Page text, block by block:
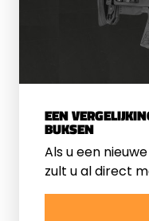
EEN
BUKSEN
Als u een
zult u al direct
verschillende
Veel